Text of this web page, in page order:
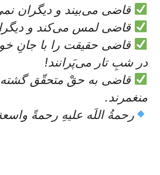
قاضی می‌بیند و دیگران
قاضی لمس می‌کند و
قاضی حقیقت را با جانِ
در شبِ تار می‌پَرانند!
قاضی به حقْ متحقّق گشته
منغمرند.
رحمةُ اللَه علیهِ رحمةً